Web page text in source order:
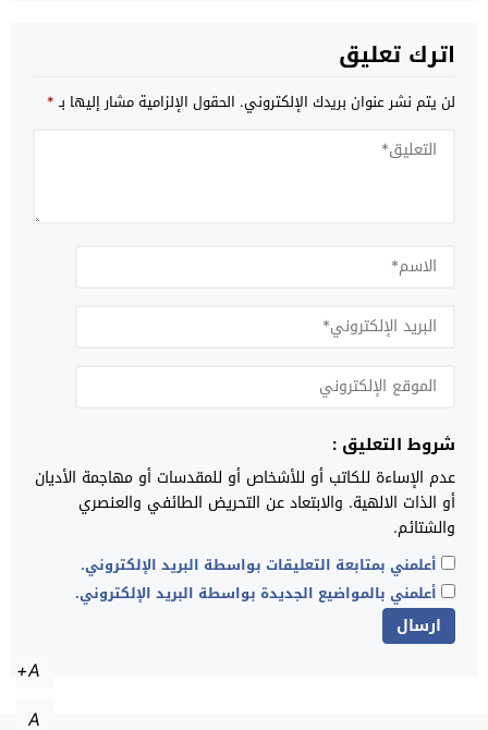
اترك تعليق
لن يتم نشر عنوان بريدك الإلكتروني. الحقول الإلزامية مشار إليها بـ*
شروط التعليق :
عدم الإساءة للكاتب أو للأشخاص أو للمقدسات أو مهاجمة الأديان
أو الذات الالهية. والابتعاد عن التحريض الطائفي والعنصري
والشتائم.
أعلمني بمتابعة التعليقات بواسطة البريد الإلكتروني.
أعلمني بالمواضيع الجديدة بواسطة البريد الإلكتروني.
A+
A